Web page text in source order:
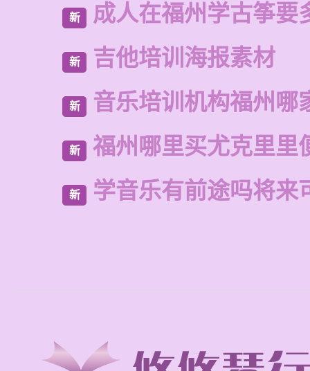
新 成人在福州学古筝要
新 吉他培训海报素材
新 音乐培训机构福州哪
新 福州哪里买尤克里里
新 学音乐有前途吗将来